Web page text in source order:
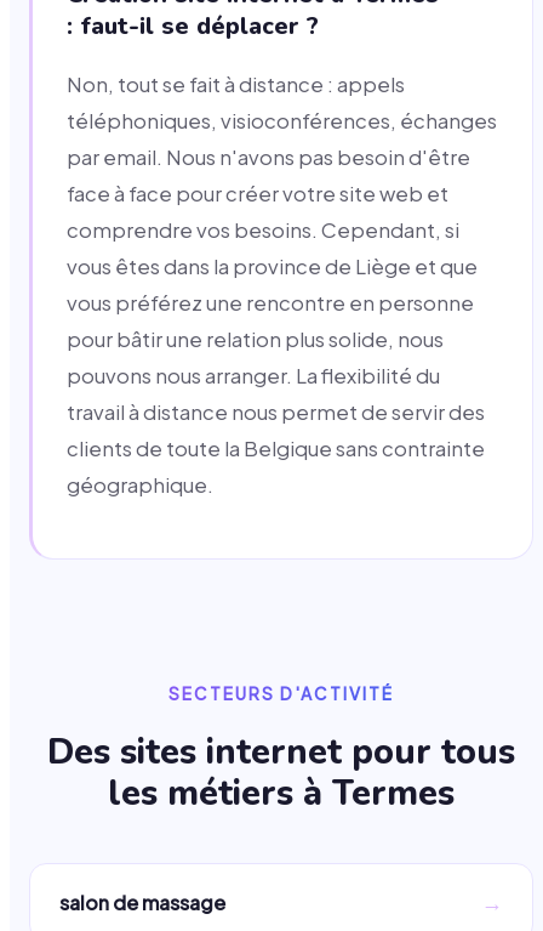
: faut-il se déplacer ?
Non, tout se fait à distance : appels
téléphoniques, visioconférences, échanges
par email. Nous n'avons pas besoin d'être
face à face pour créer votre site web et
comprendre vos besoins. Cependant, si
vous êtes dans la province de Liège et que
vous préférez une rencontre en personne
pour bâtir une relation plus solide, nous
pouvons nous arranger. La flexibilité du
travail à distance nous permet de servir des
clients de toute la Belgique sans contrainte
géographique.
SECTEURS D'ACTIVITÉ
Des sites internet pour tous
les métiers à Termes
salon de massage →